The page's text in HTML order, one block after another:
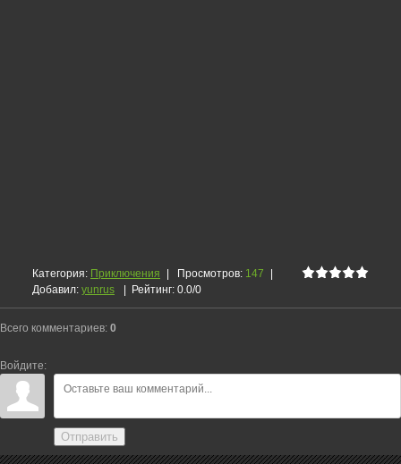
Категория: Приключения | Просмотров: 147
|
Добавил: yunrus | Рейтинг: 0.0/0
Всего комментариев: 0
Войдите:
Отправить